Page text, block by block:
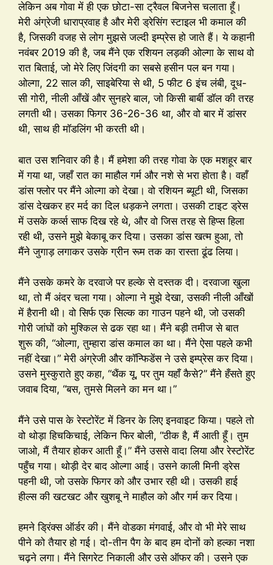
लेकिन अब गोवा में ही एक छोटा-सा ट्रैवल बिजनेस चलाता हूँ।
मेरी अंग्रेजी धाराप्रवाह है और मेरी ड्रेसिंग स्टाइल भी कमाल की
है, जिसकी वजह से लोग मुझसे जल्दी इम्प्रेस हो जाते हैं। ये कहानी
नवंबर 2019 की है, जब मैंने एक रशियन लड़की ओल्गा के साथ वो
रात बिताई, जो मेरे लिए जिंदगी का सबसे हसीन पल बन गया।
ओल्गा, 22 साल की, साइबेरिया से थी, 5 फीट 6 इंच लंबी, दूध-
सी गोरी, नीली आँखें और सुनहरे बाल, जो किसी बार्बी डॉल की तरह
लगती थी। उसका फिगर 36-26-36 था, और वो बार में डांसर
थी, साथ ही मॉडलिंग भी करती थी।
बात उस शनिवार की है। मैं हमेशा की तरह गोवा के एक मशहूर बार
में गया था, जहाँ रात का माहौल गर्म और नशे से भरा होता है। वहाँ
डांस फ्लोर पर मैंने ओल्गा को देखा। वो रशियन ब्यूटी थी, जिसका
डांस देखकर हर मर्द का दिल धड़कने लगता। उसकी टाइट ड्रेस
में उसके कर्व्स साफ दिख रहे थे, और वो जिस तरह से हिप्स हिला
रही थी, उसने मुझे बेकाबू कर दिया। उसका डांस खत्म हुआ, तो
मैंने जुगाड़ लगाकर उसके ग्रीन रूम तक का रास्ता ढूंढ लिया।
मैंने उसके कमरे के दरवाजे पर हल्के से दस्तक दी। दरवाजा खुला
था, तो मैं अंदर चला गया। ओल्गा ने मुझे देखा, उसकी नीली आँखों
में हैरानी थी। वो सिर्फ एक सिल्क का गाउन पहने थी, जो उसकी
गोरी जांघों को मुश्किल से ढक रहा था। मैंने बड़ी तमीज से बात
शुरू की, “ओल्गा, तुम्हारा डांस कमाल का था। मैंने ऐसा पहले कभी
नहीं देखा।” मेरी अंग्रेजी और कॉन्फिडेंस ने उसे इम्प्रेस कर दिया।
उसने मुस्कुराते हुए कहा, “थैंक यू, पर तुम यहाँ कैसे?” मैंने हँसते हुए
जवाब दिया, “बस, तुमसे मिलने का मन था।”
मैंने उसे पास के रेस्टोरेंट में डिनर के लिए इनवाइट किया। पहले तो
वो थोड़ा हिचकिचाई, लेकिन फिर बोली, “ठीक है, मैं आती हूँ। तुम
जाओ, मैं तैयार होकर आती हूँ।” मैंने उससे वादा लिया और रेस्टोरेंट
पहुँच गया। थोड़ी देर बाद ओल्गा आई। उसने काली मिनी ड्रेस
पहनी थी, जो उसके फिगर को और उभार रही थी। उसकी हाई
हील्स की खटखट और खुशबू ने माहौल को और गर्म कर दिया।
हमने ड्रिंक्स ऑर्डर की। मैंने वोडका मंगवाई, और वो भी मेरे साथ
पीने को तैयार हो गई। दो-तीन पैग के बाद हम दोनों को हल्का नशा
चढ़ने लगा। मैंने सिगरेट निकाली और उसे ऑफर की। उसने एक